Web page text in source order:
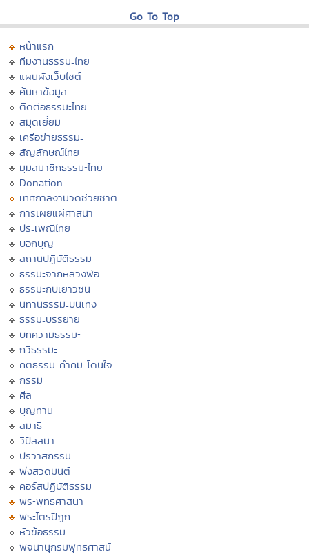
Go To Top
หน้าแรก
ทีมงานธรรมะไทย
แผนผังเว็บไซต์
ค้นหาข้อมูล
ติดต่อธรรมะไทย
สมุดเยี่ยม
เครือข่ายธรรมะ
สัญลักษณ์ไทย
มุมสมาชิกธรรมะไทย
Donation
เทศกาลงานวัดช่วยชาติ
การเผยแผ่ศาสนา
ประเพณีไทย
บอกบุญ
สถานปฏิบัติธรรม
ธรรมะจากหลวงพ่อ
ธรรมะกับเยาวชน
นิทานธรรมะบันเทิง
ธรรมะบรรยาย
บทความธรรมะ
กวีธรรมะ
คติธรรม คำคม โดนใจ
กรรม
ศีล
บุญทาน
สมาธิ
วิปัสสนา
ปริวาสกรรม
ฟังสวดมนต์
คอร์สปฏิบัติธรรม
พระพุทธศาสนา
พระไตรปิฏก
หัวข้อธรรม
พจนานุกรมพุทธศาสน์